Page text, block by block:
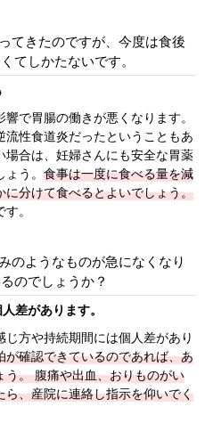
てきたのですが、今度は食後
てしかたないです。
で胃腸の働きが悪くなります。
性食道炎だったということもあ
場合は、妊婦さんにも安全な胃薬
う。 食事は一度に食べる量を減
分けて食べるとよいでしょう。
。
のようなものが急になくなり
のでしょうか？
差があります。
方や持続期間には個人差があり
が確認できているのであれば、あ
う。腹痛や出血、おりものがい
、産院に連絡し指示を仰いでく